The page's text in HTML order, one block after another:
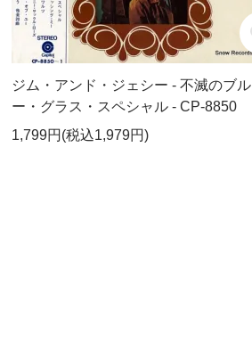
ジム・アンド・ジェシー - 不滅のブル
ー・グラス・スペシャル - CP-8850
1,799円(税込1,979円)